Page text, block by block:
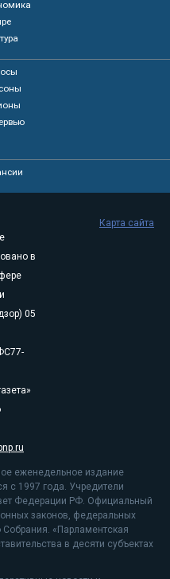
в
05
еженедельное издание
с 1997 года. Учредители
Федерации РФ. Официальный
законов, федеральных
«Парламентская
в десяти субъектах
Карта сайта